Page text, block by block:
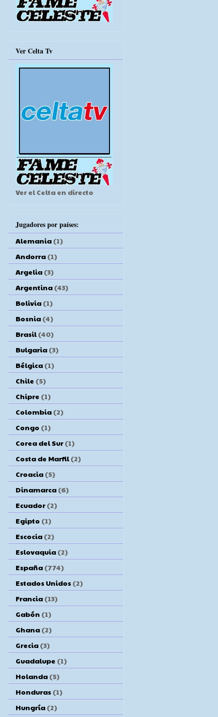
Ver Celta Tv
Ver el Celta en directo
Jugadores por países:
Alemania (1)
Andorra (1)
Argelia (3)
Argentina (43)
Bolivia (1)
Bosnia (4)
Brasil (40)
Bulgaria (3)
Bélgica (1)
Chile (5)
Chipre (1)
Colombia (2)
Congo (1)
Corea del Sur (1)
Costa de Marfil (2)
Croacia (5)
Dinamarca (6)
Ecuador (2)
Egipto (1)
Escocia (2)
Eslovaquia (2)
España (774)
Estados Unidos (2)
Francia (13)
Gabón (1)
Ghana (2)
Grecia (3)
Guadalupe (1)
Holanda (5)
Honduras (1)
Hungría (2)